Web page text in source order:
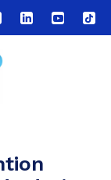
Lien
vers
Lien
vers
Lien
vers